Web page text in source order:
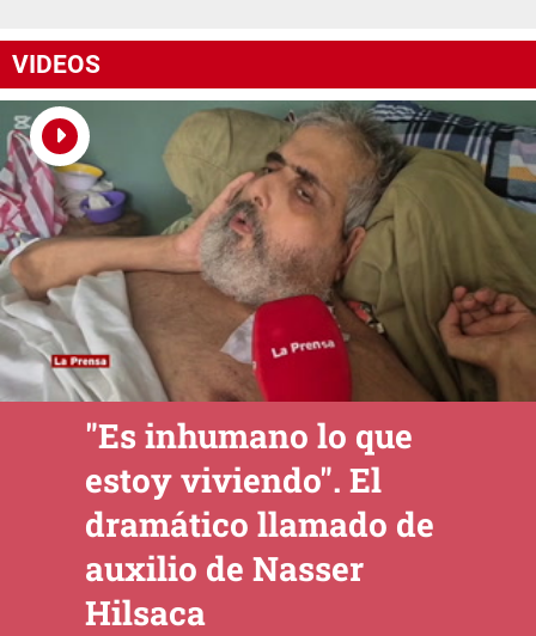
VIDEOS
"Es inhumano lo que
estoy viviendo". El
dramático llamado de
auxilio de Nasser
Hilsaca